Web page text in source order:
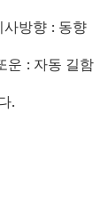
방향 : 동향
운 : 자동 길함
.